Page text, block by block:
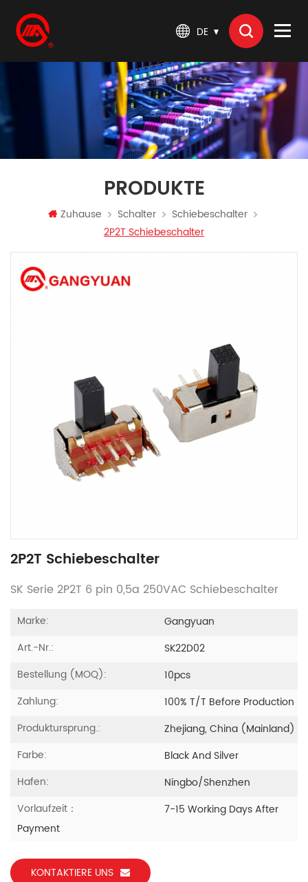
DE
PRODUKTE
Zuhause Schalter
Schiebeschalter
2P2T Schiebeschalter
2P2T Schiebeschalter
SK Serie 2P2T 6 pin 0,5a 250VAC Schiebeschalter
Marke:
Gangyuan
Art.-Nr.:
SK22D02
Bestellung (MOQ):
10pcs
Zahlung:
100% T/T Before Production
Produktursprung.:
Zhejiang, China (Mainland)
Farbe:
Black And Silver
Hafen:
Ningbo/Shenzhen
Vorlaufzeit：
7-15 Working Days After
Payment
KONTAKTIERE UNS